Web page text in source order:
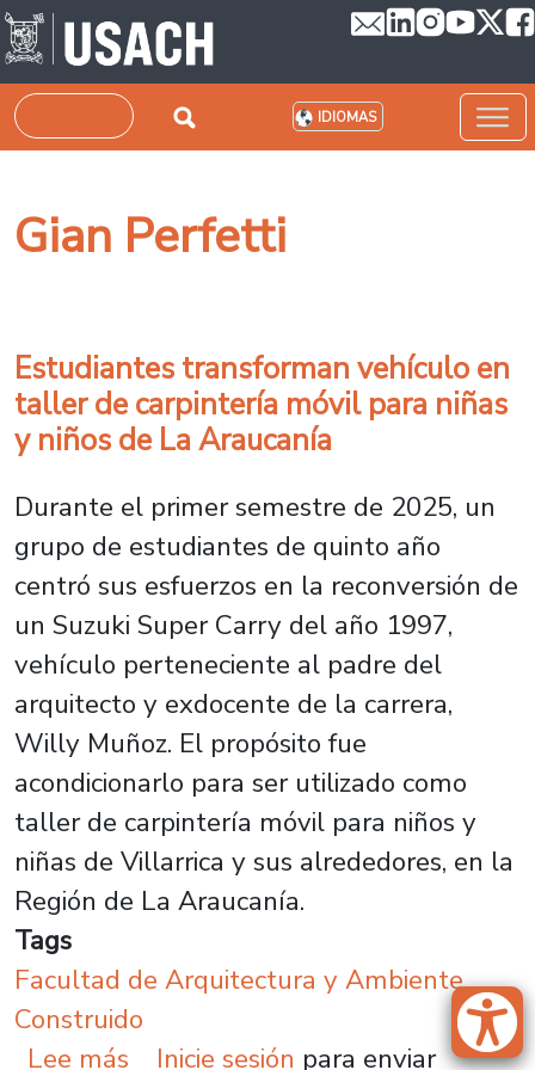
Pasar al contenido principal
Buscar IDIOMAS
Gian Perfetti
Estudiantes transforman vehículo en
taller de carpintería móvil para niñas
y niños de La Araucanía
Durante el primer semestre de 2025, un
grupo de estudiantes de quinto año
centró sus esfuerzos en la reconversión de
un Suzuki Super Carry del año 1997,
vehículo perteneciente al padre del
arquitecto y exdocente de la carrera,
Willy Muñoz. El propósito fue
acondicionarlo para ser utilizado como
taller de carpintería móvil para niños y
niñas de Villarrica y sus alrededores, en la
Región de La Araucanía.
Tags
Facultad de Arquitectura y Ambiente
Construido
Lee más sobre Estudiantes transforman
Inicie sesión para enviar